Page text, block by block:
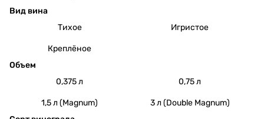
Вид вина
Тихое
Игристое
Креплёное
Объем
0,375 л
0,75 л
1,5 л (Magnum)
3 л (Double Magnum)